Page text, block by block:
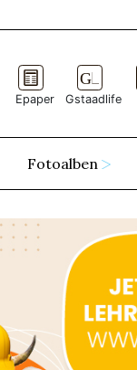
Epaper Gstaadlife
Fotoalben